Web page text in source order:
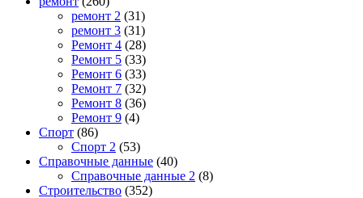
ремонт 2 (31)
ремонт 3 (31)
Ремонт 4 (28)
Ремонт 5 (33)
Ремонт 6 (33)
Ремонт 7 (32)
Ремонт 8 (36)
Ремонт 9 (4)
Спорт (86)
Спорт 2 (53)
Справочные данные (40)
Справочные данные 2 (8)
Строительство (352)